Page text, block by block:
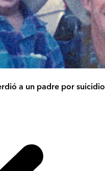
a un padre por suicidio